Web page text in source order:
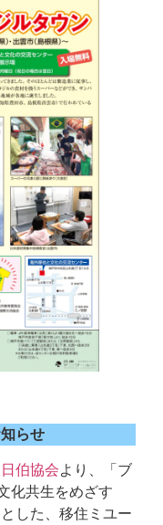
らせ
伯協会より、「ブ
化共生をめざす
した、移住ミユー